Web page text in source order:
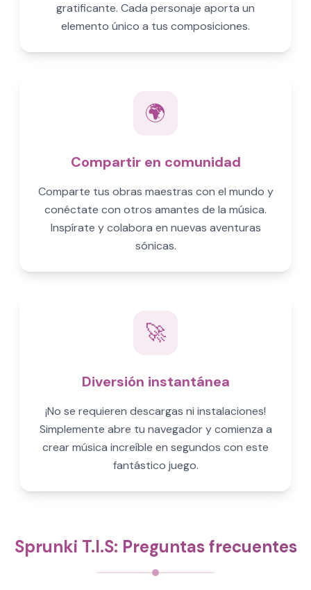
gratificante. Cada personaje aporta un
elemento único a tus composiciones.
🌍
Compartir en comunidad
Comparte tus obras maestras con el mundo y
conéctate con otros amantes de la música.
Inspírate y colabora en nuevas aventuras
sónicas.
🚀
Diversión instantánea
¡No se requieren descargas ni instalaciones!
Simplemente abre tu navegador y comienza a
crear música increíble en segundos con este
fantástico juego.
Sprunki T.I.S: Preguntas frecuentes